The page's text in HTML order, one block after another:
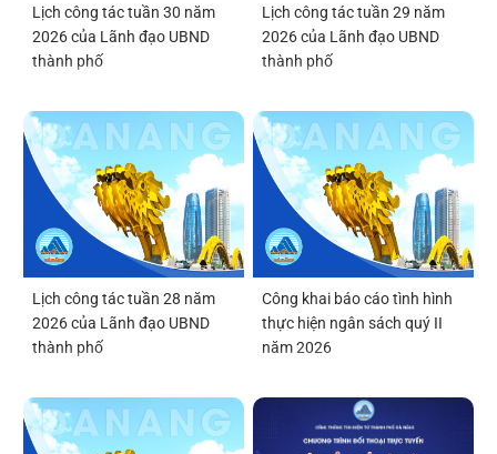
Lịch công tác tuần 30 năm
2026 của Lãnh đạo UBND
thành phố
Lịch công tác tuần 29 năm
2026 của Lãnh đạo UBND
thành phố
Lịch công tác tuần 28 năm
2026 của Lãnh đạo UBND
thành phố
Công khai báo cáo tình hình
thực hiện ngân sách quý II
năm 2026